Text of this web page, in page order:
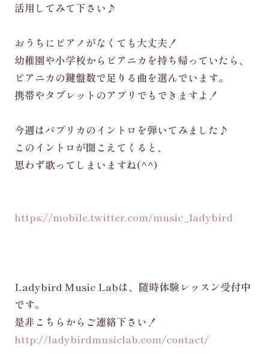
活用してみて下さい♪
おうちにピアノがなくても大丈夫！
幼稚園や小学校からピアニカを持ち帰っていたら、
ピアニカの鍵盤数で足りる曲を選んでいます。
携帯やタブレットのアプリでもできますよ！
今週はパプリカのイントロを弾いてみました♪
このイントロが聞こえてくると、
思わず歌ってしまいますね(^^)
https://mobile.twitter.com/music_ladybird
Ladybird Music Labは、随時体験レッスン受付中
です。
是非こちらからご連絡下さい！
http://ladybirdmusiclab.com/contact/